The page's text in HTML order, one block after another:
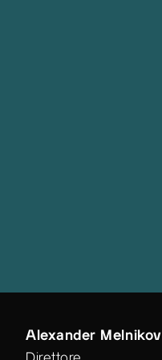
Alexander Melnikov